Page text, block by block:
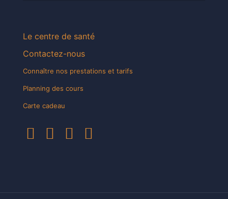
Le centre de santé
Contactez-nous
Connaître nos prestations et tarifs
Planning des cours
Carte cadeau